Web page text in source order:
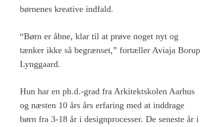
børnenes kreative indfald.
“Børn er åbne, klar til at prøve noget nyt og
tænker ikke så begrænset,” fortæller Aviaja Borup
Lynggaard.
Hun har en ph.d.-grad fra Arkitektskolen Aarhus
og næsten 10 års års erfaring med at inddrage
børn fra 3-18 år i designprocesser. De seneste år i